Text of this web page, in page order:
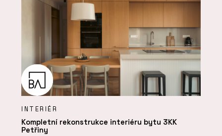
INTERIÉR
Kompletní rekonstrukce interiéru bytu 3KK
Petřiny